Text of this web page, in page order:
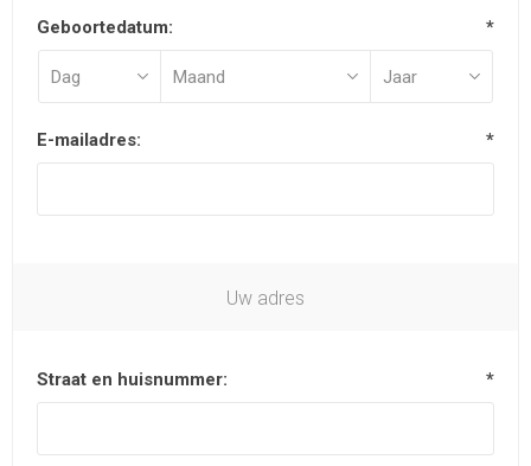
Geboortedatum: *
E-mailadres: *
Uw adres
Straat en huisnummer: *